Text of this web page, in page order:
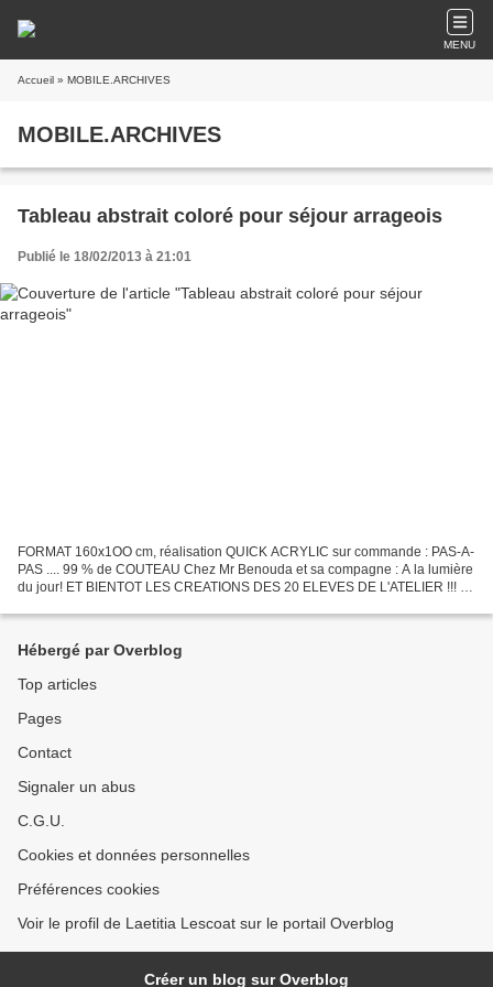
MENU
Accueil » MOBILE.ARCHIVES
MOBILE.ARCHIVES
Tableau abstrait coloré pour séjour arrageois
Publié le 18/02/2013 à 21:01
FORMAT 160x1OO cm, réalisation QUICK ACRYLIC sur commande : PAS-A-
PAS .... 99 % de COUTEAU Chez Mr Benouda et sa compagne : A la lumière
du jour! ET BIENTOT LES CREATIONS DES 20 ELEVES DE L'ATELIER !!! A
Hébergé par Overblog
Top articles
Pages
Contact
Signaler un abus
C.G.U.
Cookies et données personnelles
Préférences cookies
Voir le profil de Laetitia Lescoat sur le portail Overblog
Créer un blog sur Overblog